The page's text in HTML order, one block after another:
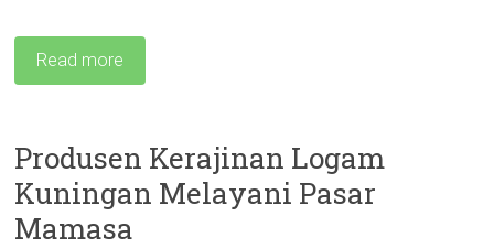
Read more
Produsen Kerajinan Logam
Kuningan Melayani Pasar
Mamasa